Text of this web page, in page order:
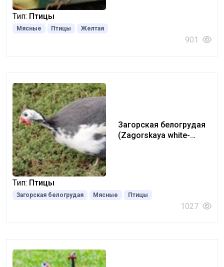
Тип: Птицы
Мясные Птицы Желтая
901
Загорская белогрудая
(Zagorskaya white-
Тип: Птицы
Загорская белогрудая Мясные Птицы
1027